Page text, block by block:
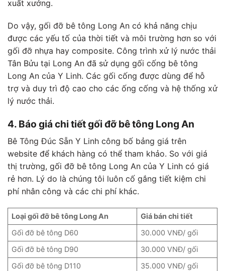
xuất xưởng.
Do vậy, gối đỡ bê tông Long An có khả năng chịu
được các yếu tố của thời tiết và môi trường hơn so với
gối đỡ nhựa hay composite. Công trình xử lý nước thải
Tân Bửu tại Long An đã sử dụng gối cống bê tông
Long An của Y Linh. Các gối cống được dùng để hỗ
trợ và duy trì độ cao cho các ống cống và hệ thống xử
lý nước thải.
4. Báo giá chi tiết gối đỡ bê tông Long An
Bê Tông Đúc Sẵn Y Linh công bố bảng giá trên
website để khách hàng có thể tham khảo. So với giá
thị trường, gối đỡ bê tông Long An của Y Linh có giá
rẻ hơn. Lý do là chúng tôi luôn cố gắng tiết kiệm chi
phí nhân công và các chi phí khác.
Loại gối đỡ bê tông Long An
Giá bán chi tiết
Gối đỡ bê tông D60
30.000 VNĐ/ gối
Gối đỡ bê tông D90
30.000 VNĐ/ gối
Gối đỡ bê tông D110
35.000 VNĐ/ gối